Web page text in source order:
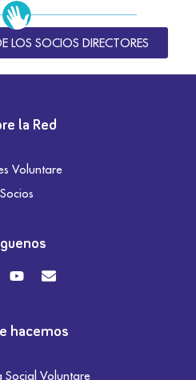
LOS SOCIOS DIRECTORES
la Red
Voluntare
Socios
hacemos
Social Voluntare